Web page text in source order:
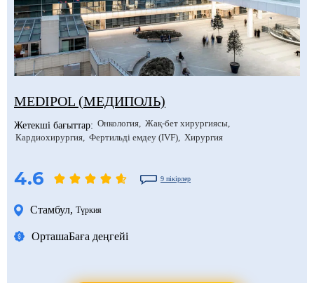
MEDIPOL (МЕДИПОЛЬ)
Жетекші бағыттар: Онкология Жақ-бет хирургиясы
Кардиохирургия Фертильді емдеу (IVF) Хирургия
4.6 9 пікірлер
Стамбул, Түркия
ОрташаБаға деңгейі